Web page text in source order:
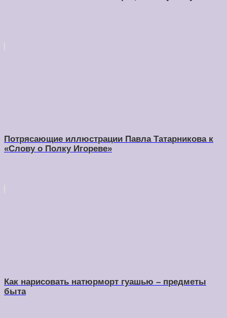
Потрясающие иллюстрации Павла Татарникова к
«Слову о Полку Игореве»
Как нарисовать натюрморт гуашью – предметы
быта